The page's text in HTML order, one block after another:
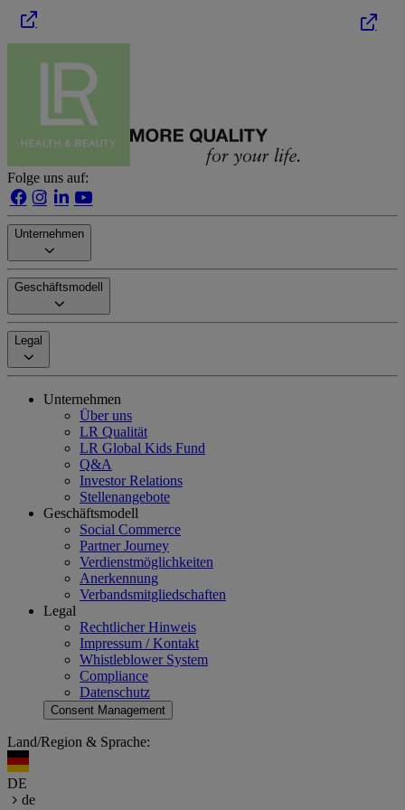
Folge uns auf:
Unternehmen
Geschäftsmodell
Legal
Unternehmen
Über uns
LR Qualität
LR Global Kids Fund
Q&A
Investor Relations
Stellenangebote
Geschäftsmodell
Social Commerce
Partner Journey
Verdienstmöglichkeiten
Anerkennung
Verbandsmitgliedschaften
Legal
Rechtlicher Hinweis
Impressum / Kontakt
Whistleblower System
Compliance
Datenschutz
Consent Management
Land/Region & Sprache:
DE
de